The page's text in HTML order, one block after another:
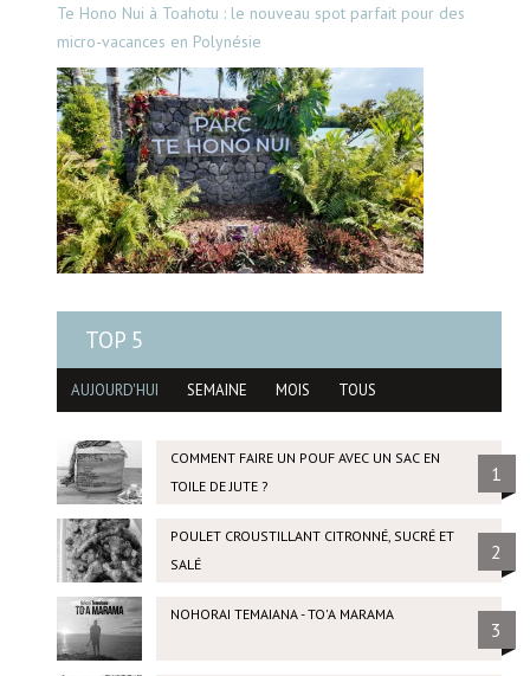
Te Hono Nui à Toahotu : le nouveau spot parfait pour des
micro-vacances en Polynésie
TOP 5
AUJOURD'HUI SEMAINE MOIS TOUS
COMMENT FAIRE UN POUF AVEC UN SAC EN
TOILE DE JUTE ?
1
POULET CROUSTILLANT CITRONNÉ, SUCRÉ ET
SALÉ
2
NOHORAI TEMAIANA - TO'A MARAMA
3